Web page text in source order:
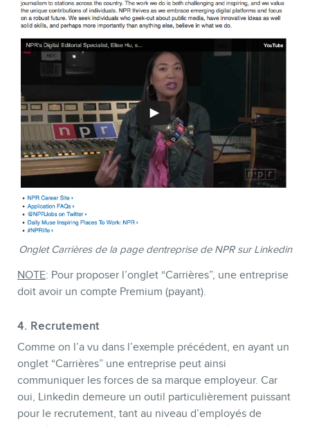
Onglet Carrières de la page dentreprise de NPR sur Linkedin
NOTE: Pour proposer l’onglet “Carrières”, une entreprise
doit avoir un compte Premium (payant).
4. Recrutement
Comme on l’a vu dans l’exemple précédent, en ayant un
onglet “Carrières” une entreprise peut ainsi
communiquer les forces de sa marque employeur. Car
oui, Linkedin demeure un outil particulièrement puissant
pour le recrutement, tant au niveau d’employés de